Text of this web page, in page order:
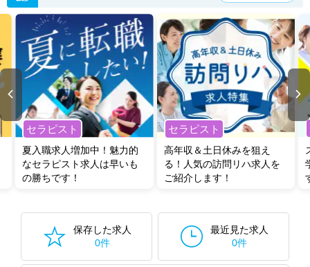
セラピスト
夏入職求人増加中！魅力的
なセラピスト求人は早いも
の勝ちです！
セラピスト
高年収＆土日休みを狙え
る！人気の訪問リハ求人を
ご紹介します！
保存した求人
0件
最近見た求人
0件